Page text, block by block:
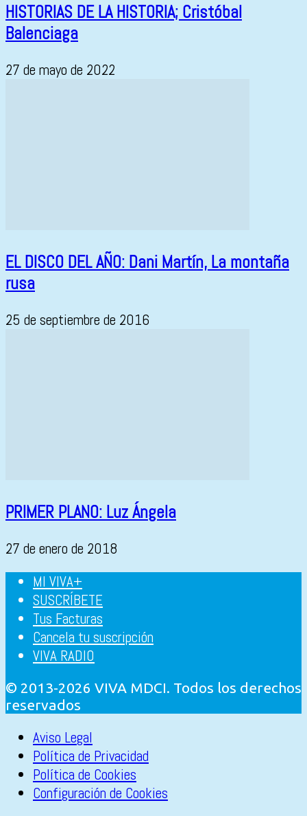
HISTORIAS DE LA HISTORIA; Cristóbal
Balenciaga
27 de mayo de 2022
EL DISCO DEL AÑO: Dani Martín, La montaña
rusa
25 de septiembre de 2016
PRIMER PLANO: Luz Ángela
27 de enero de 2018
MI VIVA+
SUSCRÍBETE
Tus Facturas
Cancela tu suscripción
VIVA RADIO
© 2013-2026 VIVA MDCI. Todos los derechos
reservados
Aviso Legal
Política de Privacidad
Política de Cookies
Configuración de Cookies